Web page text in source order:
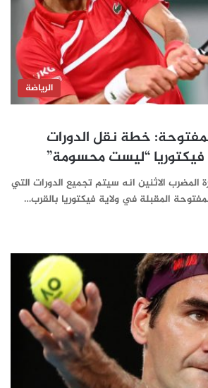
الرياضة
خطة نقل الدورات
فيكتوريا “ليست محسومة”
المضرب الاثنين انه سيتم تجميع الدورات التي
المقبلة في ولاية فيكتوريا بالقرب…